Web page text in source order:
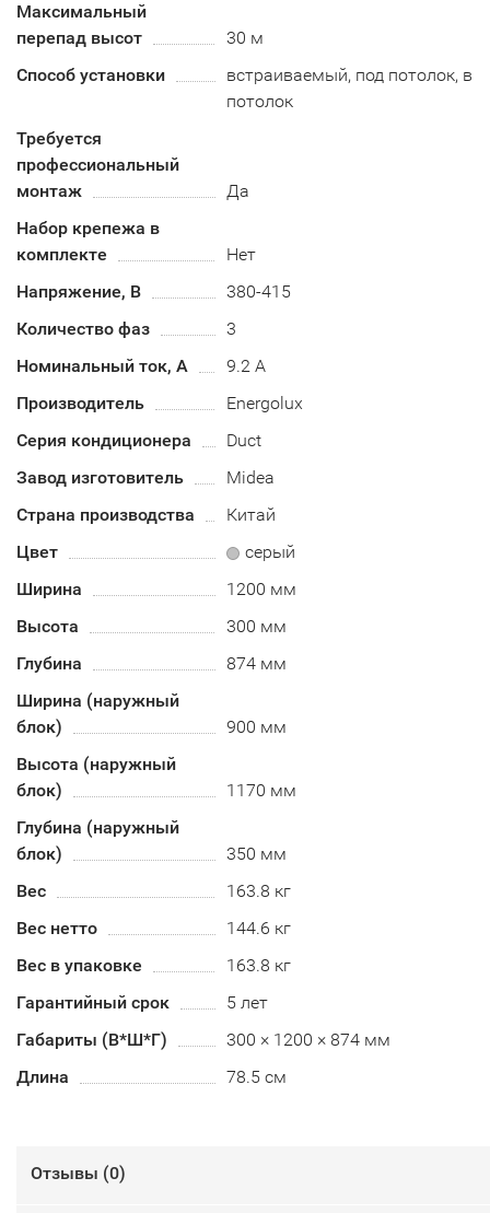
Максимальный
перепад высот
30 м
Способ установки
встраиваемый, под потолок, в
потолок
Требуется
профессиональный
монтаж
Да
Набор крепежа в
комплекте
Нет
Напряжение, В
380-415
Количество фаз
3
Номинальный ток, А
9.2 А
Производитель
Energolux
Серия кондиционера
Duct
Завод изготовитель
Midea
Страна производства
Китай
Цвет
серый
Ширина
1200 мм
Высота
300 мм
Глубина
874 мм
Ширина (наружный
блок)
900 мм
Высота (наружный
блок)
1170 мм
Глубина (наружный
блок)
350 мм
Вес
163.8 кг
Вес нетто
144.6 кг
Вес в упаковке
163.8 кг
Гарантийный срок
5 лет
Габариты (В*Ш*Г)
300 × 1200 × 874 мм
Длина
78.5 см
Отзывы (0)